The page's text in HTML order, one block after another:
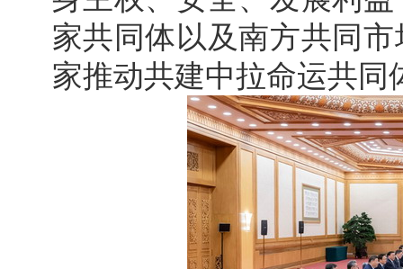
家共同体以及南方共同
家推动共建中拉命运共同